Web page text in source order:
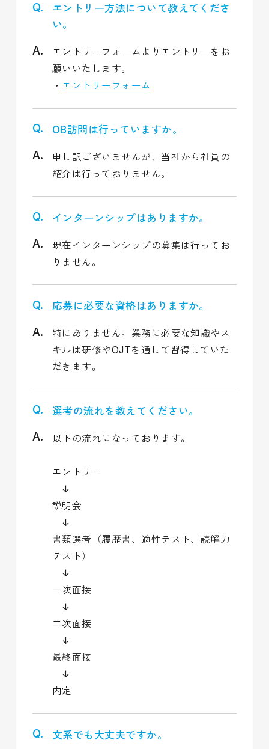
エントリー方法について教えてくださ
い。
エントリーフォームよりエントリーをお
願いいたします。
・ エントリーフォーム
OB訪問は行っていますか。
申し訳ございませんが、当社から社員の
紹介は行っておりません。
インターンシップはありますか。
現在インターンシップの募集は行ってお
りません。
応募に必要な資格はありますか。
特にありません。業務に必要な知識やス
キルは研修やOJTを通して習得していた
だきます。
選考の流れを教えてください。
以下の流れになっております。
エントリー
↓
説明会
↓
書類選考（履歴書、適性テスト、読解力
テスト）
↓
一次面接
↓
二次面接
↓
最終面接
↓
内定
文系でも大丈夫ですか。